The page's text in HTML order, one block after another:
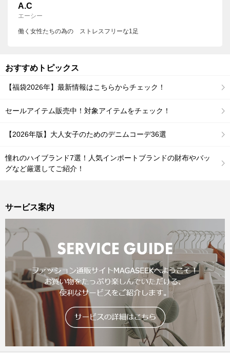
A.C
エーシー
働く女性たちの為の ストレスフリーな1足
おすすめトピックス
【福袋2026年】最新情報はこちらからチェック！
セールアイテム販売中！対象アイテムをチェック！
【2026年版】大人女子のためのデニムコーデ36選
憧れのハイブランド7選！人気インポートブランドの財布やバッ
グなど厳選してご紹介！
サービス案内